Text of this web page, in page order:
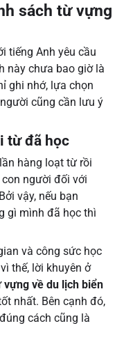
sách từ vựng
tiếng Anh yêu cầu
này chưa bao giờ là
ghi nhớ, lựa chọn
cũng cần lưu ý
từ đã học
hàng loạt từ rồi
người đối với
vậy, nếu bạn
gì mình đã học thì
và công sức học
thế, lời khuyên ở
vựng về du lịch biển
nhất. Bên cạnh đó,
cách cũng là